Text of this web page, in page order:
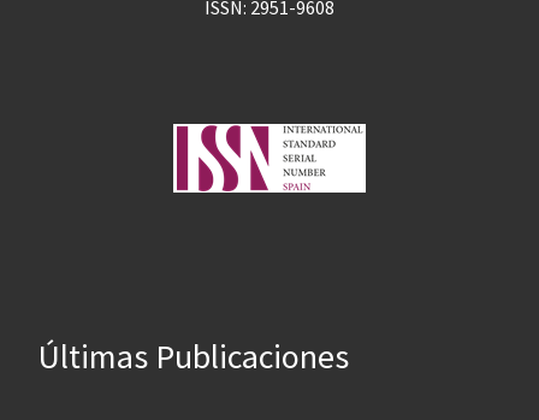
ISSN: 2951-9608
Últimas Publicaciones